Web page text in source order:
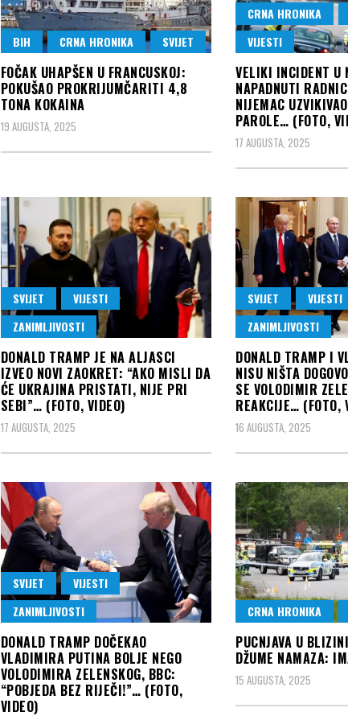
BIH CRNA HRONIKA SVIJET
FOČAK UHAPŠEN U FRANCUSKOJ:
POKUŠAO PROKRIJUMČARITI 4,8
TONA KOKAINA
19 AUGUSTA, 2025
CRNA HRONIKA
VIJESTI
VELIKI INCIDENT U
NAPADNUTI
NIJEMAC
PAROLE… (FOTO,
17 AUGUSTA, 2025
SVIJET
VIJESTI
ZANIMLJIVOSTI
DONALD TRAMP JE NA ALJASCI
IZVEO NOVI ZAOKRET: “AKO MISLI DA
ĆE UKRAJINA PRISTATI, NIJE PRI
SEBI”… (FOTO, VIDEO)
17 AUGUSTA, 2025
SVIJET
VIJESTI
ZANIMLJIVOSTI
DONALD TRAMP I
NISU NIŠTA
SE VOLODIMIR
REAKCIJE… (FOTO,
16 AUGUSTA, 2025
SVIJET
VIJESTI
ZANIMLJIVOSTI
DONALD TRAMP DOČEKAO
VLADIMIRA PUTINA BOLJE NEGO
VOLODIMIRA ZELENSKOG, BBC:
“POBJEDA BEZ RIJEČI!”… (FOTO,
VIDEO)
CRNA HRONIKA
PUCNJAVA U
DŽUME NAMAZA:
15 AUGUSTA, 2025